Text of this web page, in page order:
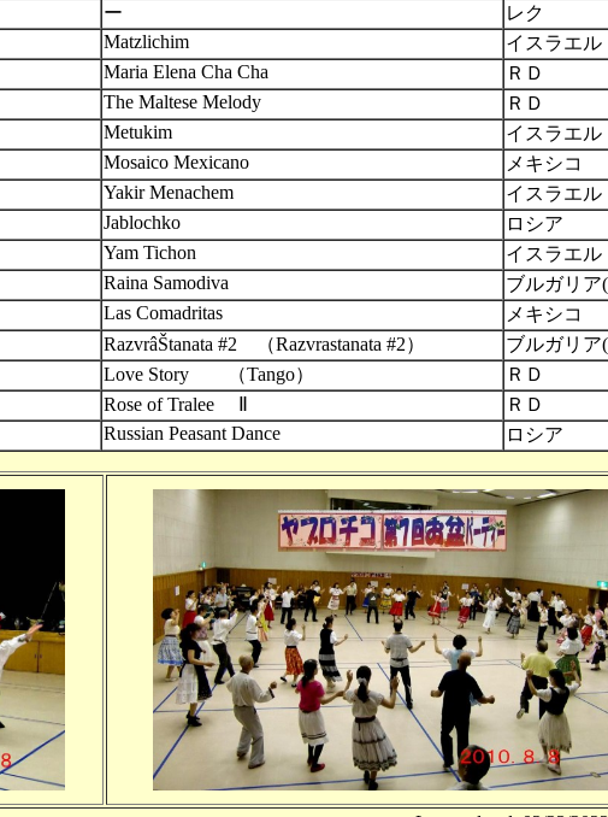
ー レク
Matzlichim イスラエル
Maria Elena Cha Cha ＲＤ
The Maltese Melody ＲＤ
Metukim イスラエル
Mosaico Mexicano メキシコ
Yakir Menachem イスラエル
Jablochko ロシア
Yam Tichon イスラエル
Raina Samodiva ブルガリア
Las Comadritas メキシコ
RazvrâŠtanata #2 （Razvrastanata #2） ブルガリア
Love Story （Tango） ＲＤ
Rose of Tralee Ⅱ ＲＤ
Russian Peasant Dance ロシア